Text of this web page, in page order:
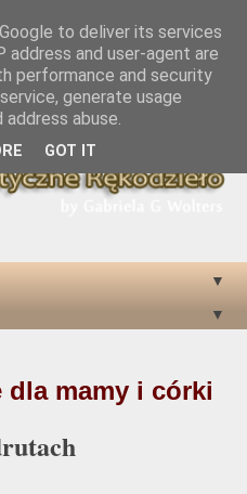
▼
▼
dla mamy i córki
to deliver its services
address and user-agent are
performance and security
generate usage
abuse.
GOT IT